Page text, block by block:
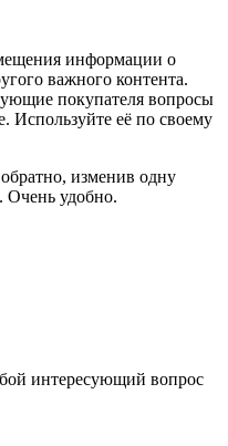
информации о
важного контента.
покупателя вопросы
Используйте её по своему
изменив одну
Очень удобно.
интересующий вопрос